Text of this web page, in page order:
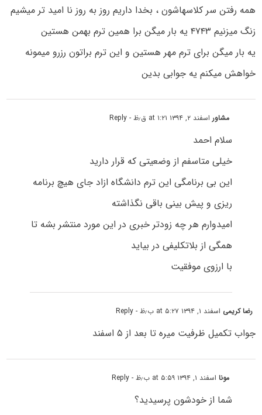
همه رفتن سر کلاسهاشون ، بخدا داریم روز به روز نا امید تر میشیم
زنگ میزنیم ۴۷۴۳ یه بار میگن برا همین ترم بهمن هستین
یه بار میگن برای ترم مهر هستین و این ترم براتون رزرو میمونه
خواهش میکنم یه جوابی بدین
مشاوراسفند ۲, ۱۳۹۴ at ۱:۲۱ ق٫ظ - Reply
سلام احمد
خیلی متاسفم از وضعیتی که قرار دارید
این بی برنامگی این ترم دانشگاه ازاد جای هیچ برنامه
ریزی و پیش بینی باقی نگذاشته
امیدوارم هر چه زودتر خبری در این مورد منتشر بشه تا
همگی از بلاتکلیفی در بیاید
با ارزوی موفقیت
رضا کریمی اسفند ۱, ۱۳۹۴ at ۵:۲۷ ب٫ظ - Reply
جواب تکمیل ظرفیت میره تا بعد از ۵ اسفند
مونااسفند ۱, ۱۳۹۴ at ۵:۵۹ ب٫ظ - Reply
شما از خودشون پرسیدید؟